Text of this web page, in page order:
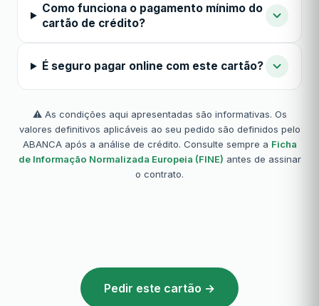
Como funciona o pagamento mínimo do
cartão de crédito?
É seguro pagar online com este cartão?
⚠️ As condições aqui apresentadas são informativas. Os
valores definitivos aplicáveis ao seu pedido são definidos pelo
ABANCA após a análise de crédito. Consulte sempre a Ficha
de Informação Normalizada Europeia (FINE) antes de assinar
o contrato.
Pedir este cartão →